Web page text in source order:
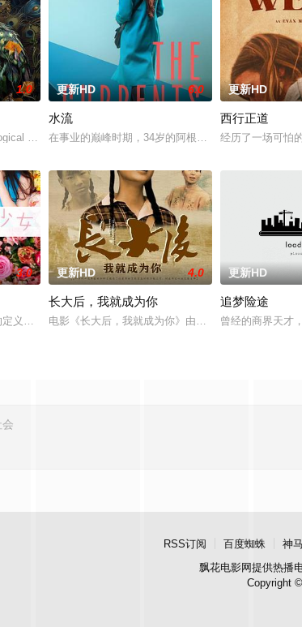
1.0
drama set against the backdrop
更新HD 6.0
水流
在事业的巅峰时期，34岁的阿根廷造型师丽娜在瑞士
更新HD
西行正道
经历了一场可怕
3.0
义，它是梦开始的地方，没有深思熟虑，只有最单纯的坚定
更新HD 4.0
长大后，我就成为你
电影《长大后，我就成为你》由中共四川省第十一届
更新HD
追梦险途
曾经的商界天才
RSS订阅 百度蜘蛛 神
飘花电影网提供热播
Copyright